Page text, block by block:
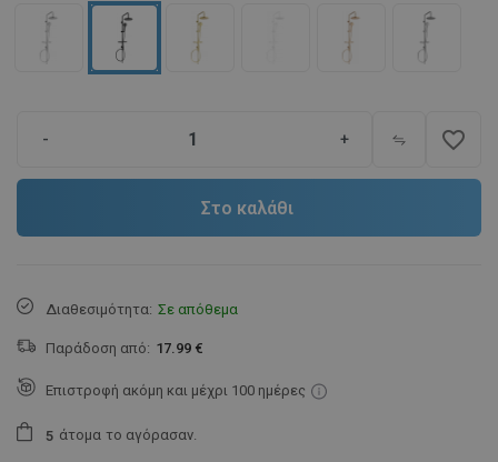
- + favorite_border
Στο καλάθι
Διαθεσιμότητα: Σε απόθεμα
Παράδοση από: 17.99 €
Επιστροφή ακόμη και μέχρι 100 ημέρες
5 άτομα το αγόρασαν.